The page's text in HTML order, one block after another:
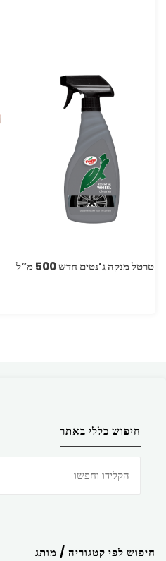
טרטל מנקה ג’נטים חדש 500 מ”ל
חיפוש כללי באתר
חיפוש לפי קטגוריה / מותג